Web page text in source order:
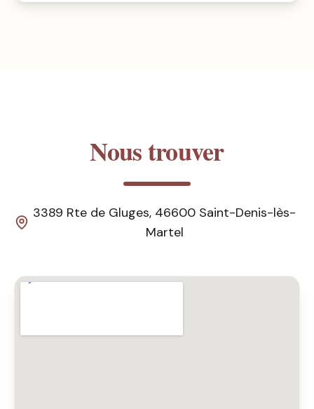
Nous trouver
3389 Rte de Gluges, 46600 Saint-Denis-lès-
Martel